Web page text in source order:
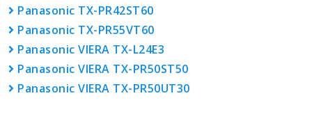
Panasonic TX-PR42ST60
Panasonic TX-PR55VT60
Panasonic VIERA TX-L24E3
Panasonic VIERA TX-PR50ST50
Panasonic VIERA TX-PR50UT30